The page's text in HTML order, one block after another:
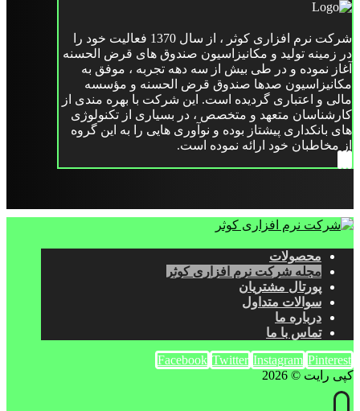
شرکت نرم افزاری کوثر ، از سال 1370 فعالیت خود را
در زمینه تولید و مکانیزاسیون صندوق های قرض الحسنه
آغاز نموده و در طی بیش از سه دهه تجربه ، موفق به
مکانیزاسیون صدها صندوق قرض الحسنه و مؤسسه
مالی و اعتباری گردیده است. این شرکت با بهره مندی از
کارشناسان متعهد و متخصص ، در بسیاری از تکنولوژی
های بانکداری پیشتاز بوده و نوآوری هایی را به این گروه
از مخاطبان خود ارائه نموده است.
محصولات
مجله شرکت نرم افزاری کوثر
پورتال مشتریان
سوالات متداول
درباره ما
تماس با ما
Facebook Twitter Instagram Pinterest
کپی رایت © 2026